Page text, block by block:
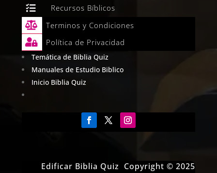
 Recursos Bíblicos
 Terminos y Condiciones
 Política de Privacidad
Temática de Biblia Quiz
Manuales de Estudio Biblico
Inicio Biblia Quiz
Edificar Biblia Quiz Copyright © 2025